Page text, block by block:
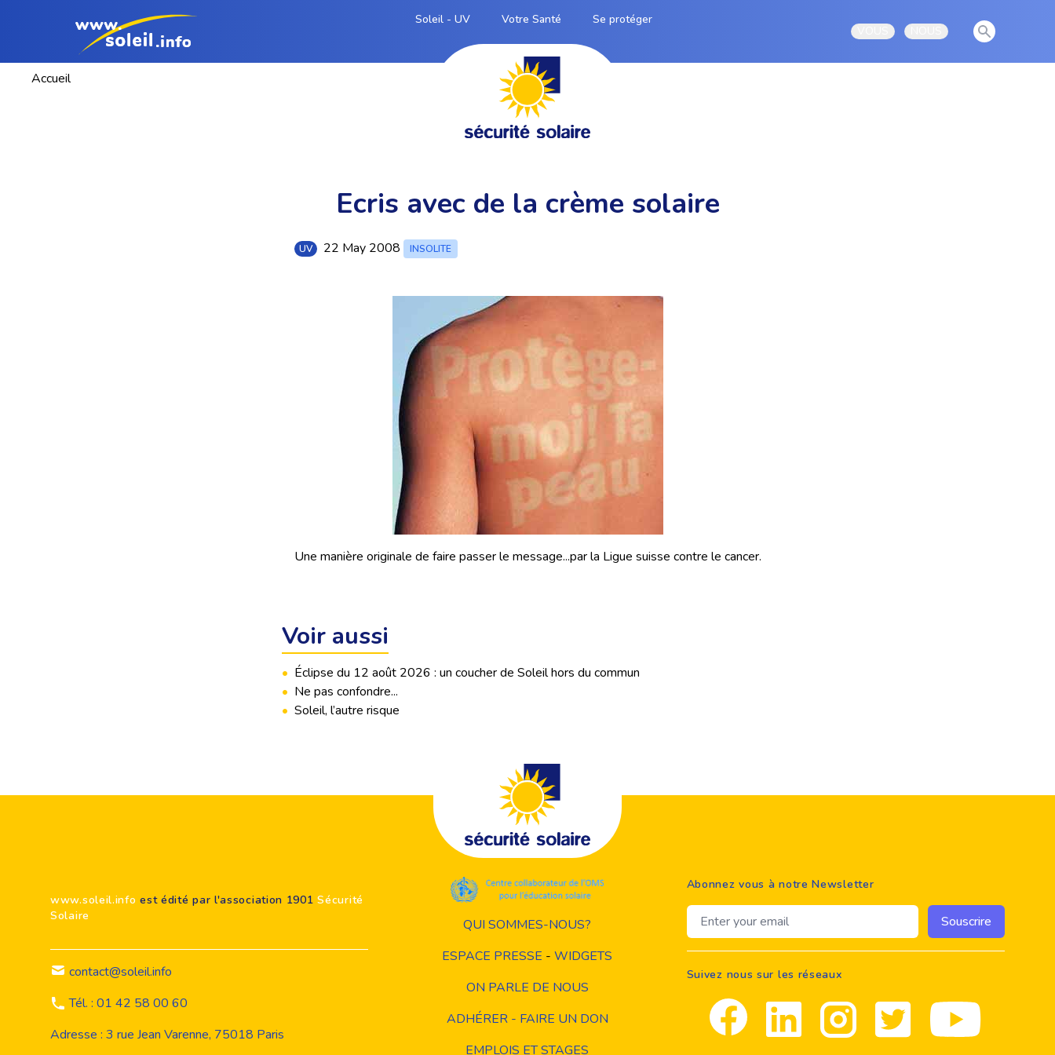
Soleil - UV Votre Santé
Se protéger
Open user menuOpen user menu
View
Accueil
Ecris avec de la crème solaire
UV 22 May 2008 INSOLITE
Une manière originale de faire passer le message...par la Ligue suisse contre le cancer.
Voir aussi
• Éclipse du 12 août 2026 : un coucher de Soleil hors du commun
• Ne pas confondre...
• Soleil, l’autre risque
www.soleil.info est édité par l'association 1901Sécurité
Solaire
contact@soleil.info
Tél. : 01 42 58 00 60
Adresse : 3 rue Jean Varenne, 75018 Paris
QUI SOMMES-NOUS?
ESPACE PRESSE - WIDGETS
ON PARLE DE NOUS
ADHÉRER - FAIRE UN DON
EMPLOIS ET STAGES
Abonnez vous à notre Newsletter
Email address Souscrire
Suivez nous sur les réseaux
Facebook Linkedin Instagram Twitter youtube